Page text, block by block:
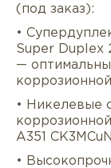
(под заказ):
•
Super Duplex
—
• Никелевые
A351
•